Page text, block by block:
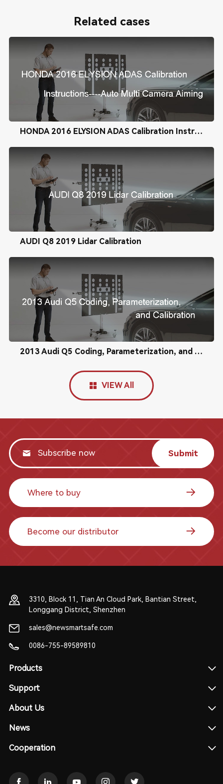
Related cases
HONDA 2016 ELYSION ADAS Calibration Instructions----Auto Multi Camera Aiming
AUDI Q8 2019 Lidar Calibration
2013 Audi Q5 Coding, Parameterization, and Calibration
VIEW All
Submit
Where to buy
Become our distributor
3310, Block 11, Tian An Cloud Park, Bantian Street,
Longgang District, Shenzhen
sales@newsmartsafe.com
0086-755-89589810
Products
Support
About Us
News
Cooperation